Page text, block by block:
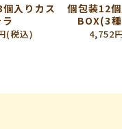
個入りカス
(税込)
個包装12
BOX(3
4,752